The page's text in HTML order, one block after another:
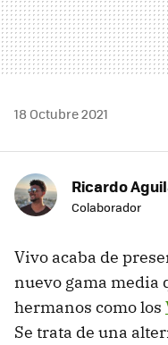
18 Octubre 2021
Ricardo
Colaborador
Vivo acaba de
nuevo gama media
hermanos como los
Se trata de una